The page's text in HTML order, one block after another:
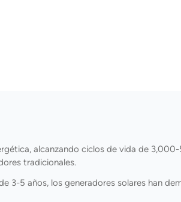
alcanzando ciclos de vida de
tradicionales.
3-5 años, los generadores solares han